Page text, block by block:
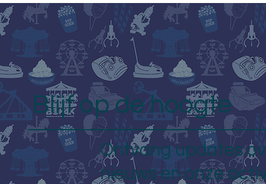
Blijf op de hoogte
Ontvang updates
nieuws en onze